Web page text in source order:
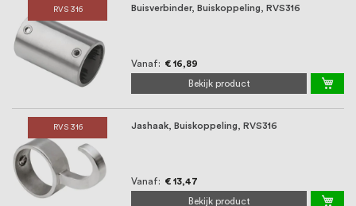
RVS 316 Buisverbinder, Buiskoppeling, RVS316
Vanaf € 16,89
Bekijk product
RVS 316 Jashaak, Buiskoppeling, RVS316
Vanaf € 13,47
Bekijk product